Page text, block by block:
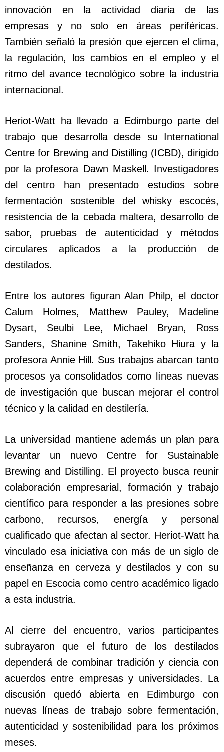
innovación en la actividad diaria de las
empresas y no solo en áreas periféricas.
También señaló la presión que ejercen el clima,
la regulación, los cambios en el empleo y el
ritmo del avance tecnológico sobre la industria
internacional.
Heriot-Watt ha llevado a Edimburgo parte del
trabajo que desarrolla desde su International
Centre for Brewing and Distilling (ICBD), dirigido
por la profesora Dawn Maskell. Investigadores
del centro han presentado estudios sobre
fermentación sostenible del whisky escocés,
resistencia de la cebada maltera, desarrollo de
sabor, pruebas de autenticidad y métodos
circulares aplicados a la producción de
destilados.
Entre los autores figuran Alan Philp, el doctor
Calum Holmes, Matthew Pauley, Madeline
Dysart, Seulbi Lee, Michael Bryan, Ross
Sanders, Shanine Smith, Takehiko Hiura y la
profesora Annie Hill. Sus trabajos abarcan tanto
procesos ya consolidados como líneas nuevas
de investigación que buscan mejorar el control
técnico y la calidad en destilería.
La universidad mantiene además un plan para
levantar un nuevo Centre for Sustainable
Brewing and Distilling. El proyecto busca reunir
colaboración empresarial, formación y trabajo
científico para responder a las presiones sobre
carbono, recursos, energía y personal
cualificado que afectan al sector. Heriot-Watt ha
vinculado esa iniciativa con más de un siglo de
enseñanza en cerveza y destilados y con su
papel en Escocia como centro académico ligado
a esta industria.
Al cierre del encuentro, varios participantes
subrayaron que el futuro de los destilados
dependerá de combinar tradición y ciencia con
acuerdos entre empresas y universidades. La
discusión quedó abierta en Edimburgo con
nuevas líneas de trabajo sobre fermentación,
autenticidad y sostenibilidad para los próximos
meses.